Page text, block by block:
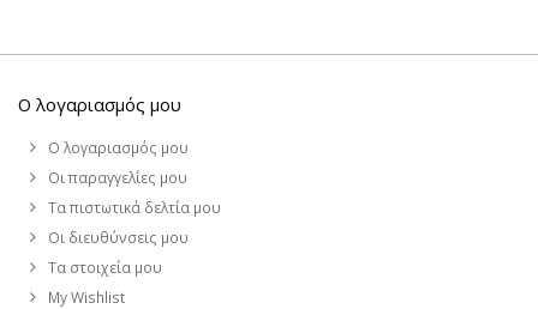
Ο λογαριασμός μου
Ο λογαριασμός μου
Οι παραγγελίες μου
Τα πιστωτικά δελτία μου
Οι διευθύνσεις μου
Τα στοιχεία μου
My Wishlist